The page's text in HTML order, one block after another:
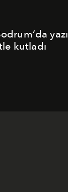
yazı
kutladı